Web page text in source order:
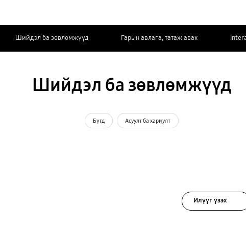
Шийдэл ба зөвлөмжүүд Гарын авлага, татаж авах
Шийдэл ба зөвлөмжүүд
Бүгд Асуулт ба хариулт
Илүүг үзэх